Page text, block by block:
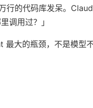
行的代码库发呆。
调用过？」
大的瓶颈，不是模型